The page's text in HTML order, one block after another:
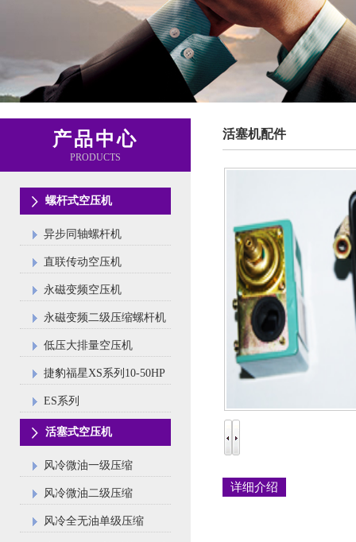
产品中心
PRODUCTS
螺杆式空压机
异步同轴螺杆机
直联传动空压机
永磁变频空压机
永磁变频二级压缩螺杆机
低压大排量空压机
捷豹福星XS系列10-50HP
ES系列
活塞式空压机
风冷微油一级压缩
风冷微油二级压缩
风冷全无油单级压缩
活塞机配件
详细介绍